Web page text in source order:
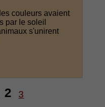
couleurs avaient
par le soleil
s'unirent
2 3